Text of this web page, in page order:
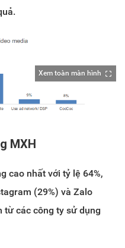
Xem toàn màn hình
MXH
cao nhất với tỷ lệ 64%,
(29%) và Zalo
từ các công ty sử dụng